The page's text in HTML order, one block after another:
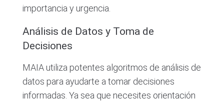
importancia y urgencia.
Análisis de Datos y Toma de
Decisiones
MAIA utiliza potentes algoritmos de análisis de
datos para ayudarte a tomar decisiones
informadas. Ya sea que necesites orientación